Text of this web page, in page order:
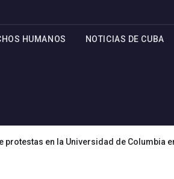
HUMANOS NOTICIAS DE CUBA
en la Universidad de Columbia